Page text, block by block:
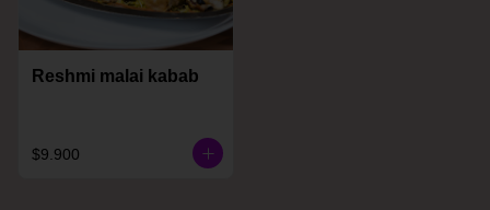
Reshmi malai kabab
$9.900